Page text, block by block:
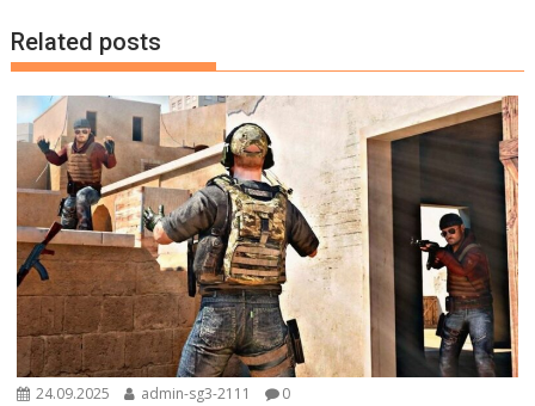
Related posts
24.09.2025 admin-sg3-2111 0